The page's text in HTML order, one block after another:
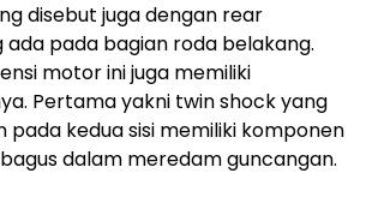
disebut juga dengan rear
ada pada bagian roda belakang.
motor ini juga memiliki
Pertama yakni twin shock yang
pada kedua sisi memiliki komponen
dalam meredam guncangan.